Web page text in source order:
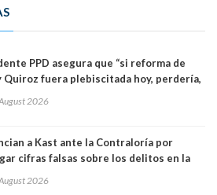
PPD asegura que “si reforma de
Quiroz fuera plebiscitada hoy, perdería,
de la oposición, sería una victoria de la
2026
a Kast ante la Contraloría por
cifras falsas sobre los delitos en la
2026